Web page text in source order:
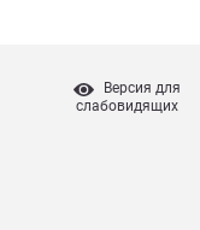
Версия для
слабовидящих